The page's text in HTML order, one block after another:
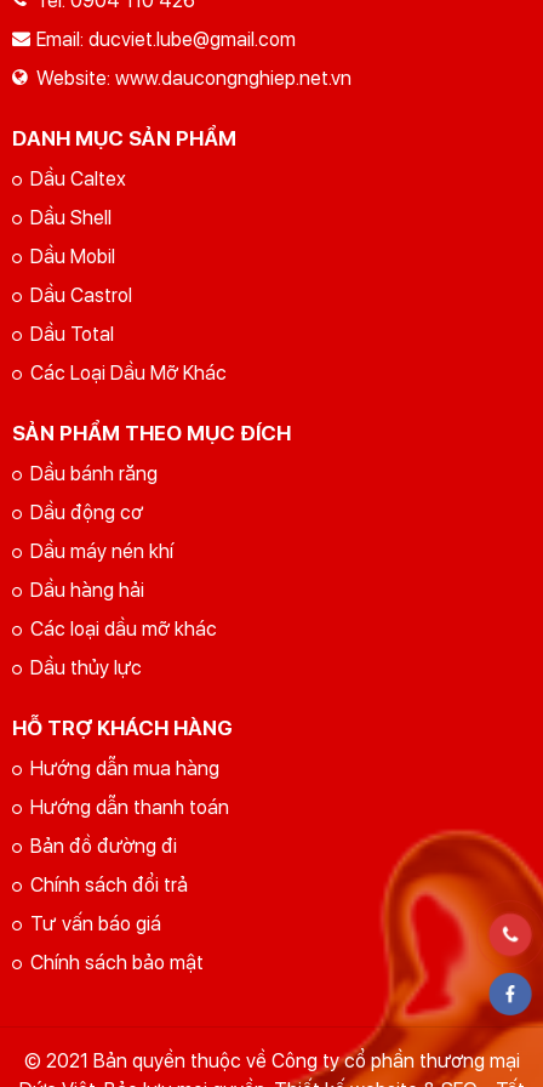
GỬI YÊU CẦU Nhập lại
Email: ducviet.lube@gmail.com
Website: www.daucongnghiep.net.vn
DANH MỤC SẢN PHẨM
Dầu Caltex
Dầu Shell
Dầu Mobil
Dầu Castrol
Dầu Total
Các Loại Dầu Mỡ Khác
SẢN PHẨM THEO MỤC ĐÍCH
Dầu bánh răng
Dầu động cơ
Dầu máy nén khí
Dầu hàng hải
Các loại dầu mỡ khác
Dầu thủy lực
HỖ TRỢ KHÁCH HÀNG
Hướng dẫn mua hàng
Hướng dẫn thanh toán
Bản đồ đường đi
Chính sách đổi trả
Tư vấn báo giá
Chính sách bảo mật
© 2021 Bản quyền thuộc về Công ty cổ phần thương mại